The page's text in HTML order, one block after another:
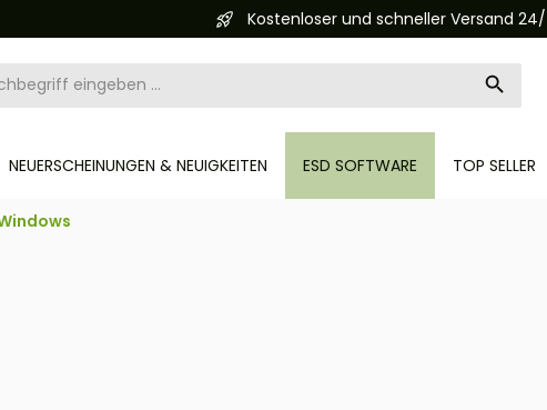
Automatisierte Bestellabwicklung (API)
NEUERSCHEINUNGEN & NEUIGKEITEN ESD SOFTWARE TOP SELLER